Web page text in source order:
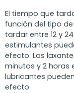
El tiempo que
función del tipo
tardar entre 12 y
estimulantes
efecto. Los
minutos y 2 horas
lubricantes
efecto.